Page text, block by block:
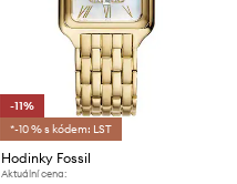
-11%
*-10 % s kódem: LST
Hodinky Fossil
Aktuální cena: